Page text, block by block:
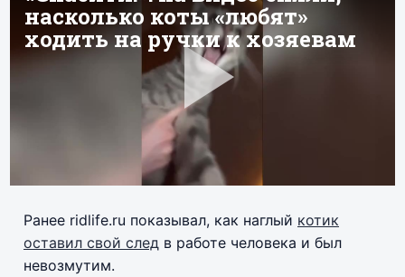
Ранее ridlife.ru показывал, как наглый котик
оставил свой след в работе человека и был
невозмутим.